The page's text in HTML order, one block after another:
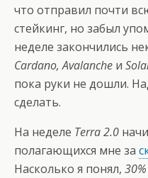
что отправил почти
стейкинг, но забыл
неделе закончились
Cardano, Avalanche и
пока руки не дошли.
сделать.
На неделе Terra 2.0
полагающихся мне за
Насколько я понял, 30%